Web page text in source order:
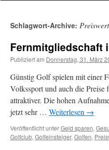
Schlagwort-Archive:
Fernmitgliedschaft
Publiziert am Donnerstag, 31. März
Günstig Golf spielen mit einer
Volkssport und auch die
attraktiver. Die hohen
jetzt sehr … Weiterlesen →
Veröffentlicht unterGeld sparen,
Golfclub, Golfeinsteiger, Golfen,